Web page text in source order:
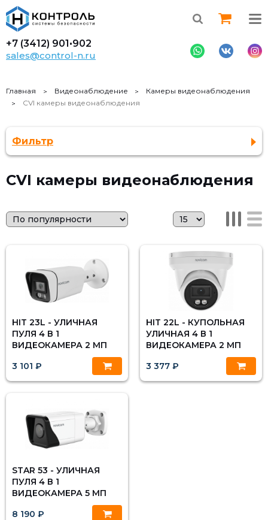
+7 (3412) 901•902
sales@control-n.ru
Главная Видеонаблюдение
Камеры видеонаблюдения
CVI камеры видеонаблюдения
CVI камеры видеонаблюдения
HIT 23L - УЛИЧНАЯ
ПУЛЯ 4 В 1
ВИДЕОКАМЕРА 2 МП
3 101 ₽
HIT 22L - КУПОЛЬНАЯ
УЛИЧНАЯ 4 В 1
ВИДЕОКАМЕРА 2 МП
3 377 ₽
STAR 53 - УЛИЧНАЯ
ПУЛЯ 4 В 1
ВИДЕОКАМЕРА 5 МП
8 190 ₽
Фильтр